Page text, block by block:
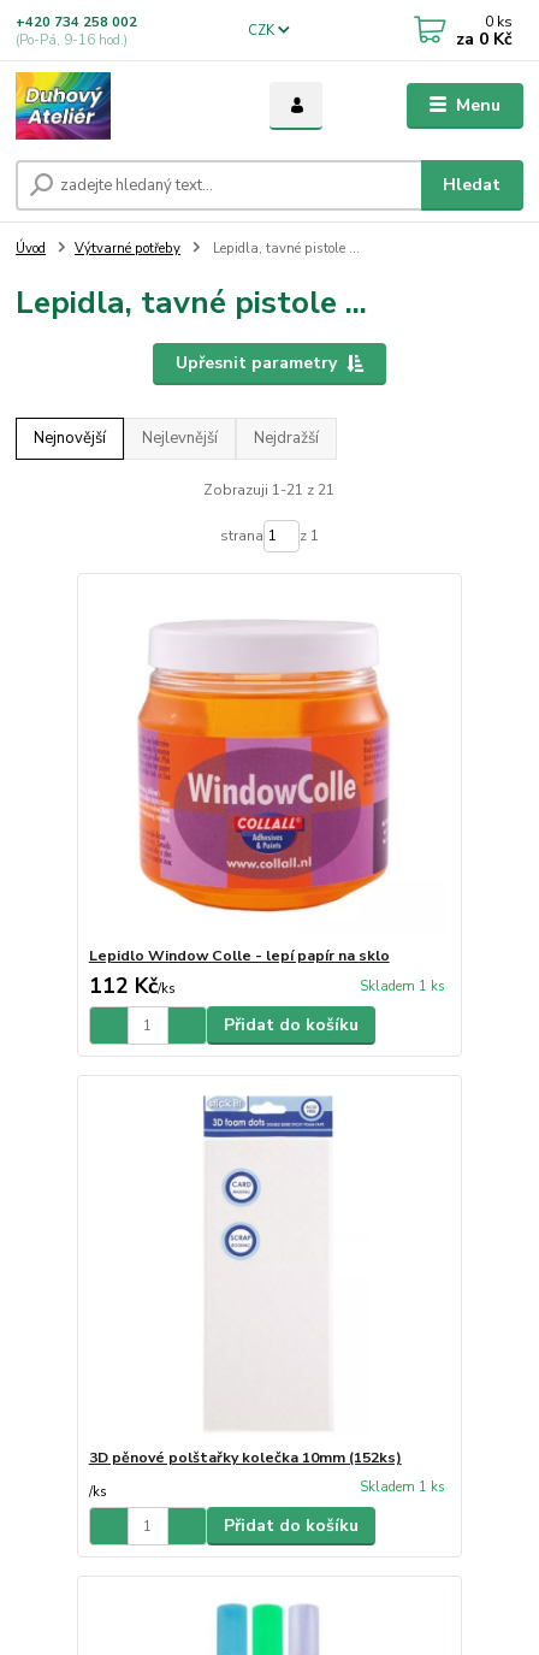
Menu
CZK
Hledat
+420 734 258 002
(Po-Pá, 9-16 hod.)
0 ks
za 0 Kč
Úvod Výtvarné potřeby Lepidla, tavné pistole ...
Lepidla, tavné pistole ...
Upřesnit parametry
Nejnovější Nejlevnější Nejdražší
Zobrazuji 1-21 z 21
strana z 1
Lepidlo Window Colle - lepí papír na sklo
112 Kč/ks Skladem 1 ks
Přidat do košíku
3D pěnové polštařky kolečka 10mm (152ks)
/ks Skladem 1 ks
Přidat do košíku